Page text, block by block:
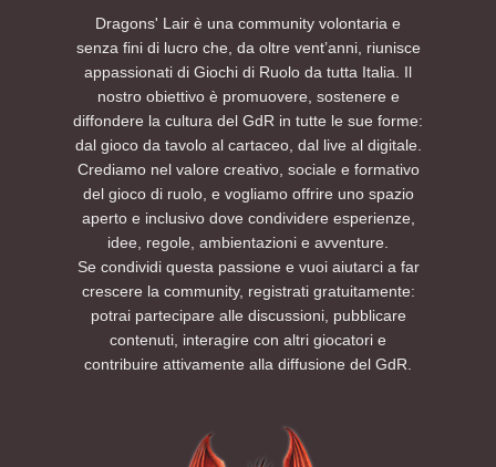
Dragons' Lair è una community volontaria e
senza fini di lucro che, da oltre vent’anni, riunisce
appassionati di Giochi di Ruolo da tutta Italia. Il
nostro obiettivo è promuovere, sostenere e
diffondere la cultura del GdR in tutte le sue forme:
dal gioco da tavolo al cartaceo, dal live al digitale.
Crediamo nel valore creativo, sociale e formativo
del gioco di ruolo, e vogliamo offrire uno spazio
aperto e inclusivo dove condividere esperienze,
idee, regole, ambientazioni e avventure.
Se condividi questa passione e vuoi aiutarci a far
crescere la community, registrati gratuitamente:
potrai partecipare alle discussioni, pubblicare
contenuti, interagire con altri giocatori e
contribuire attivamente alla diffusione del GdR.